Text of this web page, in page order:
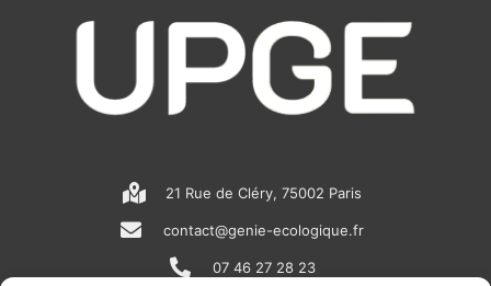
21 Rue de Cléry, 75002 Paris
contact@genie-ecologique.fr
07 46 27 28 23